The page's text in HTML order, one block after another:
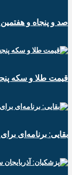
صد و پنجاه و
قیمت طلا و سکه پنجشنبه
بقایی: برنامه‌ای